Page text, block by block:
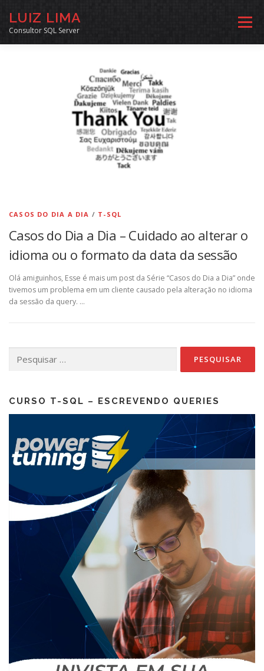
LUIZ LIMA
Consultor SQL Server
Menu
CURSOS
ARQUIVO LINKS COMUNIDADE
CONTATO
CASOS DO DIA A DIA / T-SQL
Casos do Dia a Dia – Cuidado ao alterar o
idioma ou o formato da data da sessão
Olá amiguinhos, Esse é mais um post da Série “Casos do Dia a Dia” onde
tivemos um problema em um cliente causado pela alteração no idioma
da sessão da query. …
por:
CURSO T-SQL – ESCREVENDO QUERIES